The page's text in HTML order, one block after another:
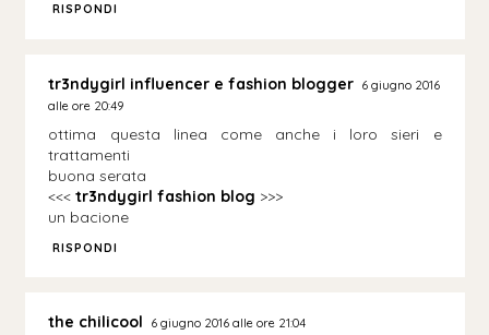
RISPONDI
tr3ndygirl influencer e fashion blogger 6 giugno 2016
alle ore 20:49
ottima questa linea come anche i loro sieri e
trattamenti
buona serata
<<<tr3ndygirl fashion blog >>>
un bacione
RISPONDI
the chilicool 6 giugno 2016 alle ore 21:04